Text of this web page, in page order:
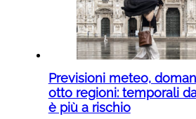
Previsioni meteo,
otto regioni: temporali
è più a rischio